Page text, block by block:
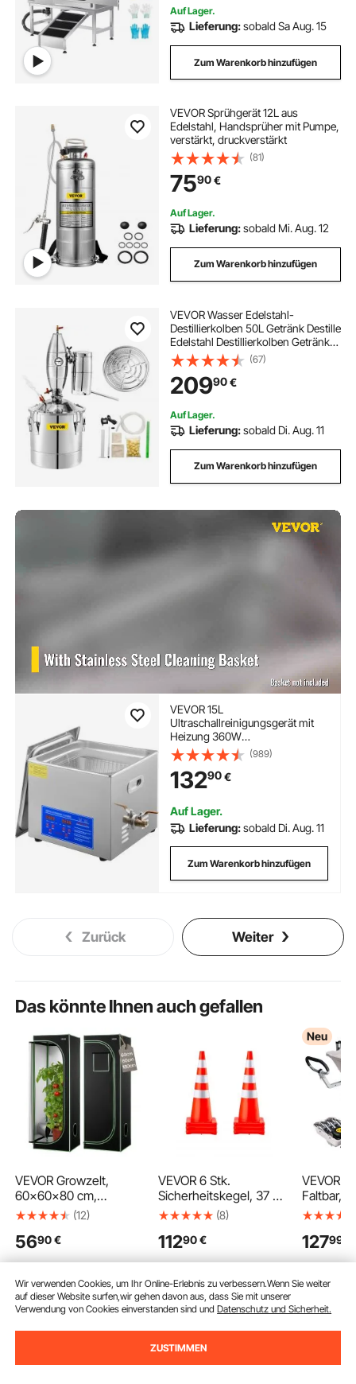
Auf Lager.
Lieferung:sobald Sa Aug. 15
Zum Warenkorb hinzufügen
VEVOR Sprühgerät 12L aus
Edelstahl, Handsprüher mit Pumpe,
verstärkt, druckverstärkt
(81)
7590€
Auf Lager.
Lieferung:sobald Mi. Aug. 12
Zum Warenkorb hinzufügen
VEVOR Wasser Edelstahl-
Destillierkolben 50L Getränk Destille
Edelstahl Destillierkolben Getränk
Destillation
(67)
20990€
Auf Lager.
Lieferung:sobald Di. Aug. 11
Zum Warenkorb hinzufügen
VEVOR 15L
Ultraschallreinigungsgerät mit
Heizung 360W
Ultraschallreiniger aus Edelstahl
Ultraschallbad Ultraschall
Reinigungsgerät für Brillen
Schmuck Zahnprothesen
Münzen usw.
(989)
13290€
Auf Lager.
Lieferung:sobald Di. Aug. 11
Zum Warenkorb hinzufügen
Zurück Weiter
Das könnte Ihnen auch gefallen
VEVOR Growzelt,
60x60x80 cm,
Growbox 600D
Mylar, Indoor-
Bodenwanne &
Reißverschluss,
Gewächshaus
Zuchtzelte für Obst,
(12)
5690€
VEVOR 6 Stk.
Sicherheitskegel, 37 x
90 cm Verkehrskegel,
Reflektierende Kragen,
Verkehrskontrolle,
Parken auf Einfahrten
und
Schulverbesserungen
(8)
11290 €
Neu
VEVOR
Faltbar,
Terrain-
Angeln
12799
Wir verwenden Cookies, um Ihr Online-Erlebnis zu verbessern.Wenn Sie weiter
auf dieser Website surfen,wir gehen davon aus, dass Sie mit unserer
Verwendung von Cookies einverstanden sind undDatenschutz und Sicherheit.
ZUSTIMMEN